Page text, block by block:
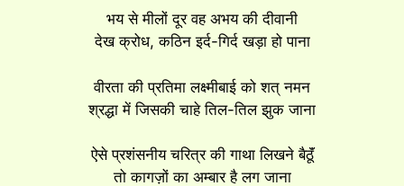
भय से मीलों दूर वह अभय की दीवानी
देख क्रोध, कठिन इर्द-गिर्द खड़ा हो पाना
वीरता की प्रतिमा लक्ष्मीबाई को शत् नमन
श्रद्धा में जिसकी चाहे तिल-तिल झुक जाना
ऐसे प्रशंसनीय चरित्र की गाथा लिखने बैठूॅं
तो कागज़ों का अम्बार है लग जाना